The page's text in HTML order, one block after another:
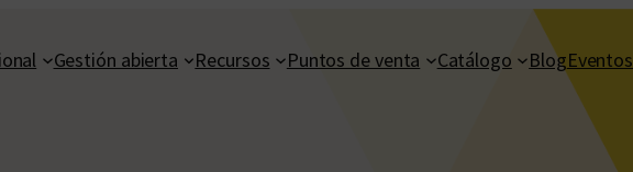
Gestión abierta Recursos Puntos de venta Catálogo BlogEventos